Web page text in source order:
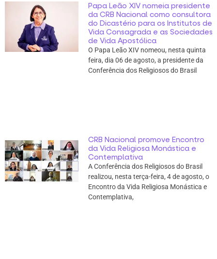
Papa Leão XIV nomeia presidente
da CRB Nacional como consultora
do Dicastério para os Institutos de
Vida Consagrada e as Sociedades
de Vida Apostólica
O Papa Leão XIV nomeou, nesta quinta
feira, dia 06 de agosto, a presidente da
Conferência dos Religiosos do Brasil
CRB Nacional promove Encontro
da Vida Religiosa Monástica e
Contemplativa
A Conferência dos Religiosos do Brasil
realizou, nesta terça-feira, 4 de agosto, o
Encontro da Vida Religiosa Monástica e
Contemplativa,